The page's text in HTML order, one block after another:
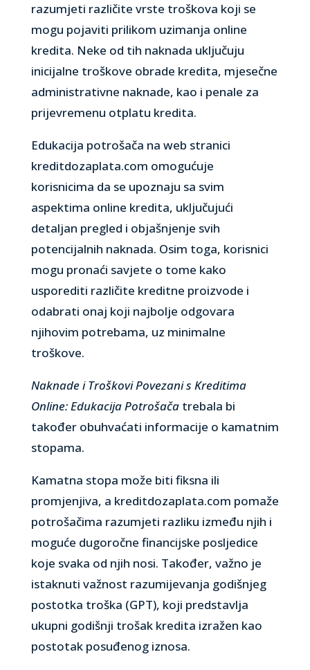
razumjeti različite vrste troškova koji se
mogu pojaviti prilikom uzimanja online
kredita. Neke od tih naknada uključuju
inicijalne troškove obrade kredita, mjesečne
administrativne naknade, kao i penale za
prijevremenu otplatu kredita.
Edukacija potrošača na web stranici
kreditdozaplata.com omogućuje
korisnicima da se upoznaju sa svim
aspektima online kredita, uključujući
detaljan pregled i objašnjenje svih
potencijalnih naknada. Osim toga, korisnici
mogu pronaći savjete o tome kako
usporediti različite kreditne proizvode i
odabrati onaj koji najbolje odgovara
njihovim potrebama, uz minimalne
troškove.
Naknade i Troškovi Povezani s Kreditima
Online: Edukacija Potrošačatrebala bi
također obuhvaćati informacije o kamatnim
stopama.
Kamatna stopa može biti fiksna ili
promjenjiva, a kreditdozaplata.com pomaže
potrošačima razumjeti razliku između njih i
moguće dugoročne financijske posljedice
koje svaka od njih nosi. Također, važno je
istaknuti važnost razumijevanja godišnjeg
postotka troška (GPT), koji predstavlja
ukupni godišnji trošak kredita izražen kao
postotak posuđenog iznosa.